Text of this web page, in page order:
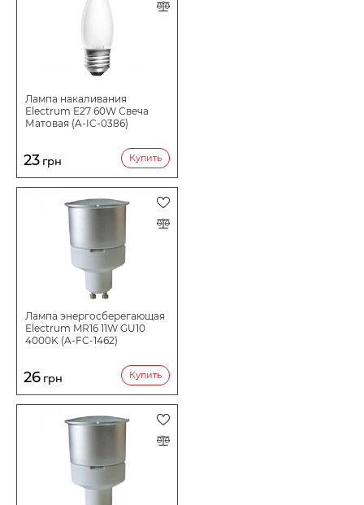
Лампа накаливания
Electrum E27 60W Свеча
Матовая (A-IC-0386)
23 грн Купить
Лампа энергосберегающая
Electrum MR16 11W GU10
4000K (A-FC-1462)
26 грн Купить